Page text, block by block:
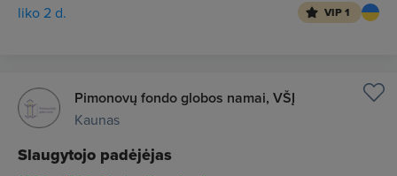
liko 2 d. VIP 1
Pimonovų fondo globos namai, VŠĮ
Kaunas
Slaugytojo padėjėjas